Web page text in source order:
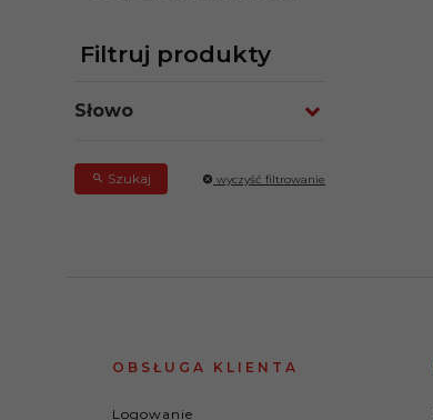
Filtruj produkty
Słowo
Szukaj wyczyść filtrowanie
OBSŁUGA KLIENTA
Logowanie